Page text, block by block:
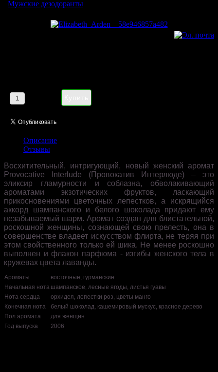
Мужские дезодоранты
Описание
Отзывы
Восхитительный, интригующий, новый женский аромат
Provocative Interlude (Провокатив Интерлюде) – это
эликсир гламурности и соблазна, обволакивающий
ароматами экзотических фруктов, ласкающий
прикосновениями цветочных лепестков, а искрящийся
аккорд шампанского и белого шоколада придают ему
незабываемый шарм. Аромат создан для блистательной,
роскошной женщины, сознающей свою прелесть, она в
совершенстве владеет искусством флирта, не теряя при
этом свойственного только ей шика. Не менее роскошно
выполнен и флакон парфюма - изгибы женского тела в
кружевах цвета лаванды.
Ароматы
восточные, гурманские
Начальная нота шампанское, лесные ягоды, листья гуавы
Нота сердца
орхидея, лепестки роз, цветы манго
Конечная нота
белый шоколад, кашемировый мускус, красное дерево
Пол аромата
для женщин
Год выпуска
2006